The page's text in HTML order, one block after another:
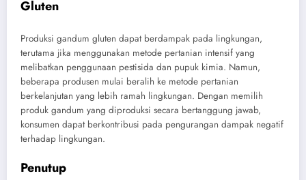
Gluten
Produksi gandum gluten dapat berdampak pada lingkungan,
terutama jika menggunakan metode pertanian intensif yang
melibatkan penggunaan pestisida dan pupuk kimia. Namun,
beberapa produsen mulai beralih ke metode pertanian
berkelanjutan yang lebih ramah lingkungan. Dengan memilih
produk gandum yang diproduksi secara bertanggung jawab,
konsumen dapat berkontribusi pada pengurangan dampak negatif
terhadap lingkungan.
Penutup